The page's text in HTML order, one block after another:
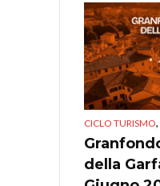
CICLO TURISMO,
della